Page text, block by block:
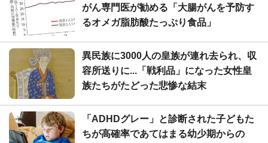
がん専門医が勧める「大腸がんを予防す
るオメガ脂肪酸たっぷり食品」
異民族に3000人の皇族が連れ去られ、収
容所送りに...「戦利品」になった女性皇
族たちがたどった悲惨な結末
「ADHDグレー」と診断された子どもた
ちが高確率であてはまる幼少期からの